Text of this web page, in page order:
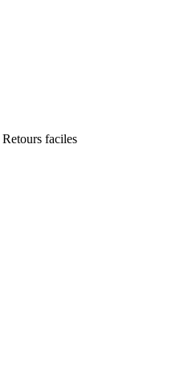
Retours faciles